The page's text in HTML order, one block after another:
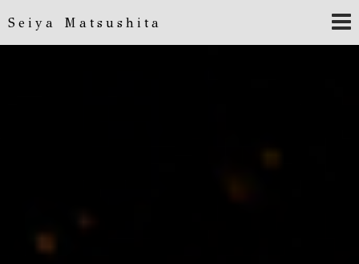
Seiya Matsushita